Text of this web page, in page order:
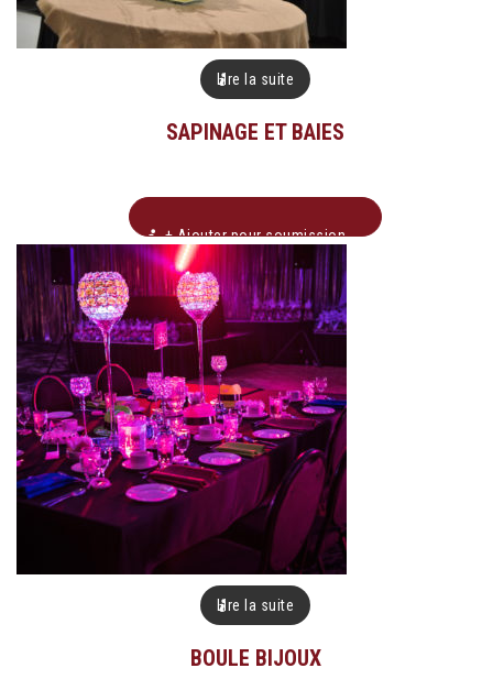
Lire la suite
SAPINAGE ET BAIES
+ Ajouter pour soumission
Lire la suite
BOULE BIJOUX